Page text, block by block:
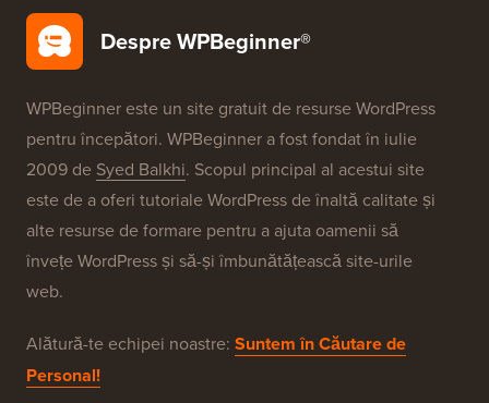
Despre WPBeginner®
WPBeginner este un site gratuit de resurse WordPress
pentru începători. WPBeginner a fost fondat în iulie
2009 de Syed Balkhi. Scopul principal al acestui site
este de a oferi tutoriale WordPress de înaltă calitate și
alte resurse de formare pentru a ajuta oamenii să
învețe WordPress și să-și îmbunătățească site-urile
web.
Alătură-te echipei noastre: Suntem în Căutare de
Personal!